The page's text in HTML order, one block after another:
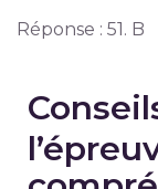
Réponse : 51. B